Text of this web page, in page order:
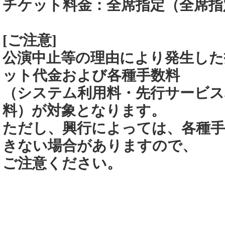
チケット料金：全席指定（全席
[ご注意]
公演中止等の理由により発生し
ット代金および各種手数料
（システム利用料・先行サービ
料）が対象となります。
ただし、興行によっては、各種
きない場合がありますので、
ご注意ください。